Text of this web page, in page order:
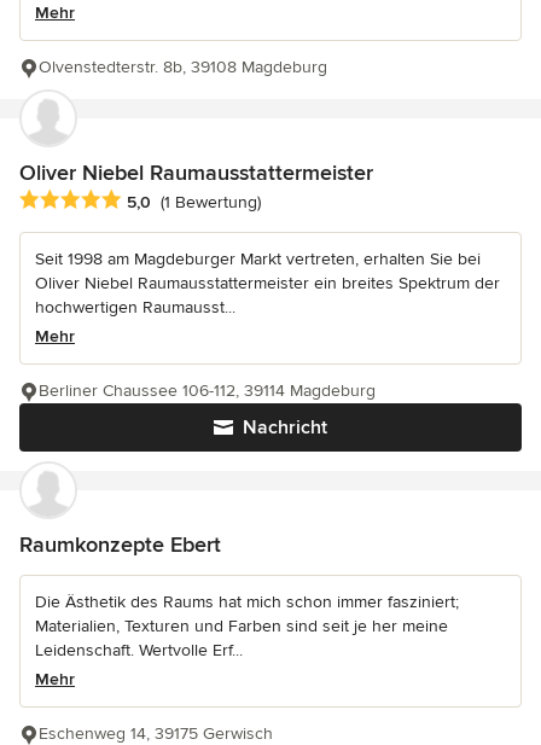
Mehr
Olvenstedterstr. 8b, 39108 Magdeburg
Oliver Niebel Raumausstattermeister
Durchschnittliche Bewertung: 5 von 5 Sternen
5,0 (1 Bewertung)
Seit 1998 am Magdeburger Markt vertreten, erhalten Sie bei
Oliver Niebel Raumausstattermeister ein breites Spektrum der
hochwertigen Raumausst...
Mehr
Nachricht
Berliner Chaussee 106-112, 39114 Magdeburg
Raumkonzepte Ebert
Die Ästhetik des Raums hat mich schon immer fasziniert;
Materialien, Texturen und Farben sind seit je her meine
Leidenschaft. Wertvolle Erf...
Mehr
Eschenweg 14, 39175 Gerwisch